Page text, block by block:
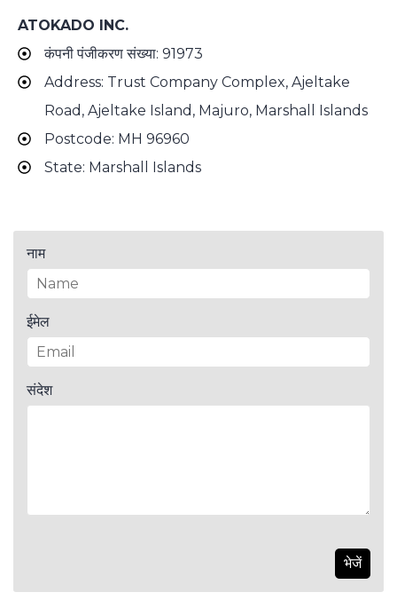
ATOKADO INC.
कंपनी पंजीकरण संख्या: 91973
Address: Trust Company Complex, Ajeltake
Road, Ajeltake Island, Majuro, Marshall Islands
Postcode: MH 96960
State: Marshall Islands
नाम
ईमेल
संदेश
भेजें